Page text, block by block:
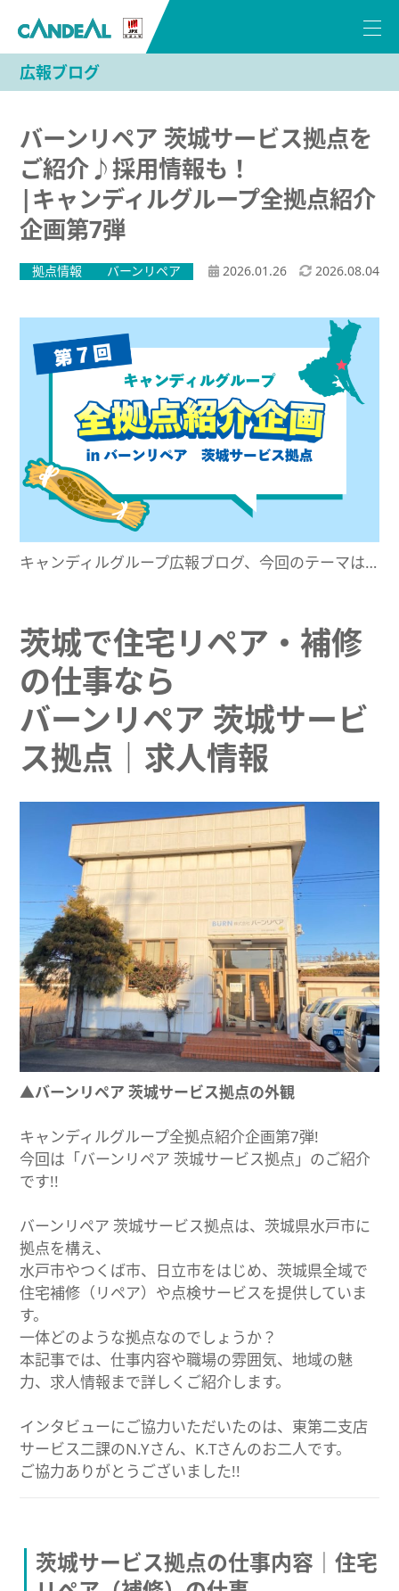
広報ブログ
バーンリペア 茨城サービス拠点を
ご紹介♪採用情報も！
|キャンディルグループ全拠点紹介
企画第7弾
拠点情報 バーンリペア 2026.01.26 2026.08.04
キャンディルグループ広報ブログ、今回のテーマは…
茨城で住宅リペア・補修
の仕事なら
バーンリペア 茨城サービ
ス拠点｜求人情報
▲バーンリペア 茨城サービス拠点の外観
キャンディルグループ全拠点紹介企画第7弾!
今回は「バーンリペア 茨城サービス拠点」のご紹介
です!!
バーンリペア 茨城サービス拠点は、茨城県水戸市に
拠点を構え、
水戸市やつくば市、日立市をはじめ、茨城県全域で
住宅補修（リペア）や点検サービスを提供していま
す。
一体どのような拠点なのでしょうか？
本記事では、仕事内容や職場の雰囲気、地域の魅
力、求人情報まで詳しくご紹介します。
インタビューにご協力いただいたのは、東第二支店
サービス二課のN.Yさん、K.Tさんのお二人です。
ご協力ありがとうございました!!
茨城サービス拠点の仕事内容｜住宅